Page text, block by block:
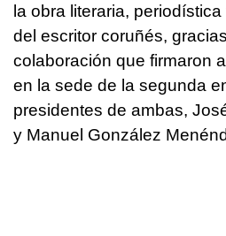
la obra literaria,
del escritor coruñés,
colaboración que firmaron
en la sede de la segunda
presidentes de ambas,
y Manuel González